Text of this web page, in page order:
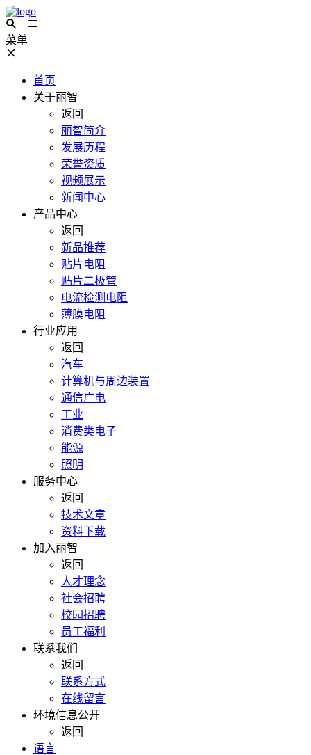
菜单
首页
关于丽智
返回
丽智简介
发展历程
荣誉资质
视频展示
新闻中心
产品中心
返回
新品推荐
贴片电阻
贴片二极管
电流检测电阻
薄膜电阻
行业应用
返回
汽车
计算机与周边装置
通信广电
工业
消费类电子
能源
照明
服务中心
返回
技术文章
资料下载
加入丽智
返回
人才理念
社会招聘
校园招聘
员工福利
联系我们
返回
联系方式
在线留言
环境信息公开
返回
语言